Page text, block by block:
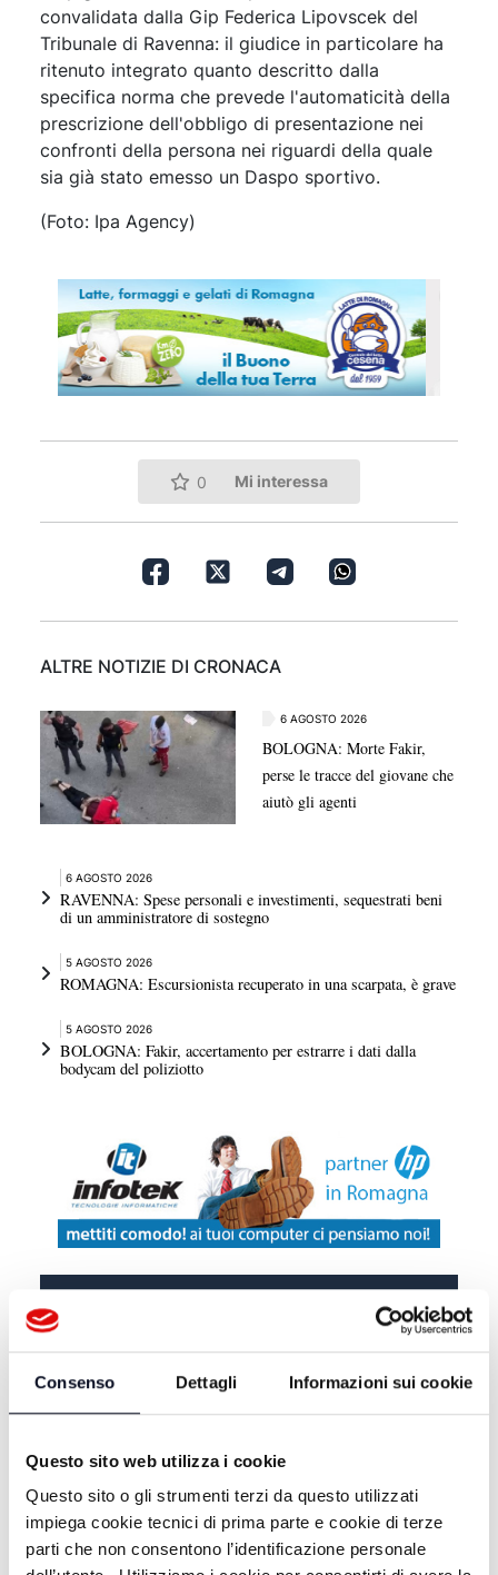
Consenso Dettagli Informazioni sui cookie
Questo sito web utilizza i cookie
Questo sito o gli strumenti terzi da questo utilizzati
impiega cookie tecnici di prima parte e cookie di terze
parti che non consentono l’identificazione personale
convalidata dalla Gip Federica Lipovscek del
Tribunale di Ravenna: il giudice in particolare ha
ritenuto integrato quanto descritto dalla
specifica norma che prevede l'automaticità della
prescrizione dell'obbligo di presentazione nei
confronti della persona nei riguardi della quale
sia già stato emesso un Daspo sportivo.
(Foto: Ipa Agency)
0 Mi interessa
ALTRE NOTIZIE DI CRONACA
6 AGOSTO 2026
BOLOGNA: Morte Fakir,
perse le tracce del giovane che
aiutò gli agenti
6 AGOSTO 2026
RAVENNA: Spese personali e investimenti, sequestrati beni
di un amministratore di sostegno
5 AGOSTO 2026
ROMAGNA: Escursionista recuperato in una scarpata, è grave
5 AGOSTO 2026
BOLOGNA: Fakir, accertamento per estrarre i dati dalla
bodycam del poliziotto
PIANETA BIANCONERO -
11/05/2026
04/05/2026
PIANETA BIANCONERO -
27/04/2026